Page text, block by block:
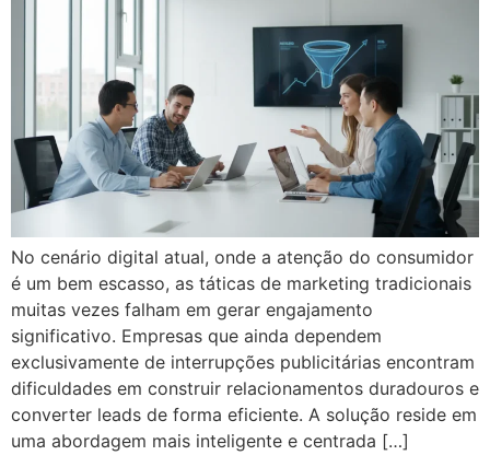
No cenário digital atual, onde a atenção do consumidor
é um bem escasso, as táticas de marketing tradicionais
muitas vezes falham em gerar engajamento
significativo. Empresas que ainda dependem
exclusivamente de interrupções publicitárias encontram
dificuldades em construir relacionamentos duradouros e
converter leads de forma eficiente. A solução reside em
uma abordagem mais inteligente e centrada […]